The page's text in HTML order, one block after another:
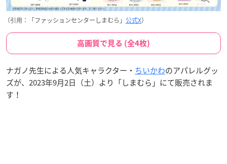
（引用：「ファッションセンターしまむら」 公式X）
高画質で見る (全4枚)
ナガノ先生による人気キャラクター・ ちいかわのアパレルグッ
ズが、2023年9月2日（土）より「しまむら」にて販売されま
す！